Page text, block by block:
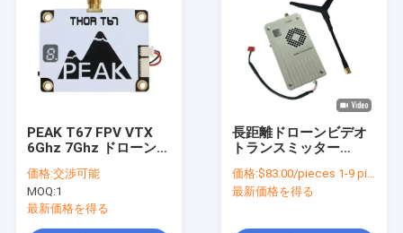
PEAK T67 FPV VTX
6Ghz 7Ghz ドローンビ
7-36V DC
価格:交渉可能
MOQ:1
最新価格を得る
長距離ドローンビデオ
トランスミッター
FPV 安定した性能のた
めのワイヤレス
価格:$83.00/pieces 1-9 pieces
最新価格を得る